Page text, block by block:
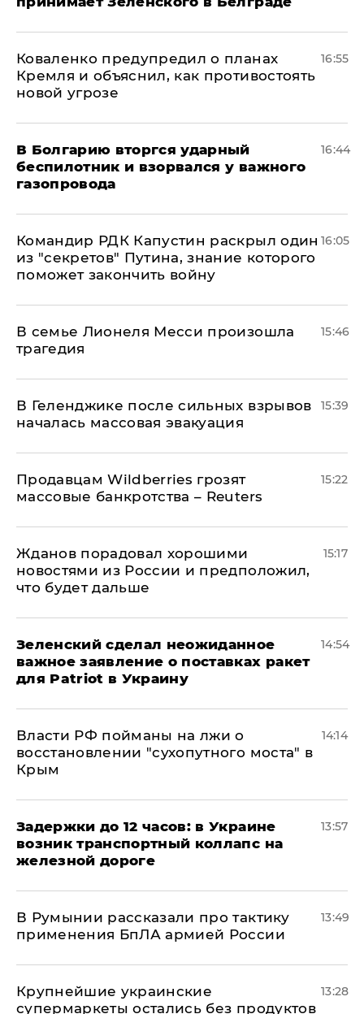
Коваленко предупредил о планах
Кремля и объяснил, как противостоять
новой угрозе
16:55
В Болгарию вторгся ударный
беспилотник и взорвался у важного
газопровода
16:44
Командир РДК Капустин раскрыл один
из "секретов" Путина, знание которого
поможет закончить войну
16:05
В семье Лионеля Месси произошла
трагедия
15:46
В Геленджике после сильных взрывов
началась массовая эвакуация
15:39
Продавцам Wildberries грозят
массовые банкротства – Reuters
15:22
Жданов порадовал хорошими
новостями из России и предположил,
что будет дальше
15:17
Зеленский сделал неожиданное
важное заявление о поставках ракет
для Patriot в Украину
14:54
Власти РФ пойманы на лжи о
восстановлении "сухопутного моста" в
Крым
14:14
Задержки до 12 часов: в Украине
возник транспортный коллапс на
железной дороге
13:57
В Румынии рассказали про тактику
применения БпЛА армией России
13:49
Крупнейшие украинские
супермаркеты остались без продуктов
13:28